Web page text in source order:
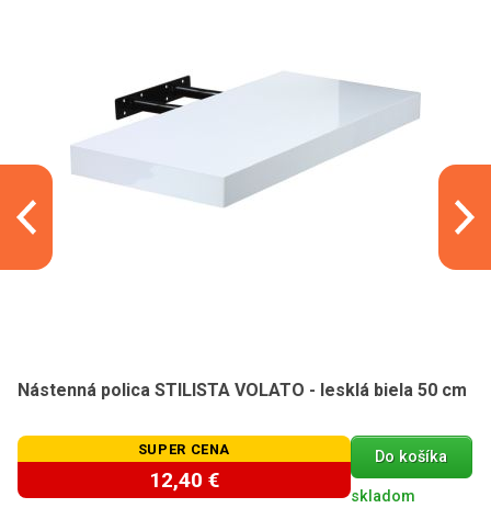
Nástenná polica STILISTA VOLATO - lesklá biela 50 cm
SUPER CENA
12,40 €
Do košíka
skladom